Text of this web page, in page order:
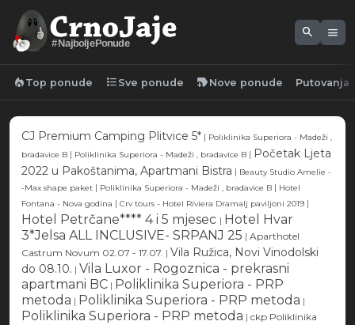
#NajboljePonude
search menu
local_fire_department Top ponude format_list_bulleted Sve ponude new_label Nove ponude Putovanja
CJ Premium Camping Plitvice 5* | Poliklinika Superiora - Madeži ,
bradavice B | Poliklinika Superiora - Madeži , bradavice B | Početak Ljeta
2022 u Pakoštanima, Apartmani Bistra | Beauty Studio Amelie -
-Max shape paket | Poliklinika Superiora - Madeži , bradavice B | Hotel
Fontana - Nova godina | Crv tours - Hotel Riviera Dramalj paviljoni 2019 |
Hotel Petrčane**** 4 i 5 mjesec | Hotel Hvar
3*Jelsa ALL INCLUSIVE- SRPANJ 25 | Aparthotel
Castrum Novum 02.07 - 17.07. | Vila Ružica, Novi Vinodolski
do 08.10. | Vila Luxor - Rogoznica - prekrasni
apartmani BC | Poliklinika Superiora - PRP
metoda | Poliklinika Superiora - PRP metoda |
Poliklinika Superiora - PRP metoda | ckp Poliklinika